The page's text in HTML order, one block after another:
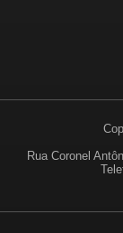
Rua Coronel